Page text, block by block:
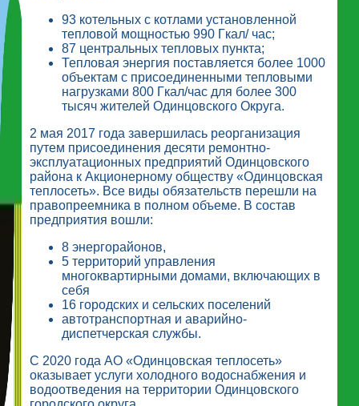
93 котельных с котлами установленной
тепловой мощностью 990 Гкал/ час;
87 центральных тепловых пункта;
Тепловая энергия поставляется более 1000
объектам с присоединенными тепловыми
нагрузками 800 Гкал/час для более 300
тысяч жителей Одинцовского Округа.
2 мая 2017 года завершилась реорганизация
путем присоединения десяти ремонтно-
эксплуатационных предприятий Одинцовского
района к Акционерному обществу «Одинцовская
теплосеть». Все виды обязательств перешли на
правопреемника в полном объеме. В состав
предприятия вошли:
8 энергорайонов,
5 территорий управления
многоквартирными домами, включающих в
себя
16 городских и сельских поселений
автотранспортная и аварийно-
диспетчерская службы.
С 2020 года АО «Одинцовская теплосеть»
оказывает услуги холодного водоснабжения и
водоотведения на территории Одинцовского